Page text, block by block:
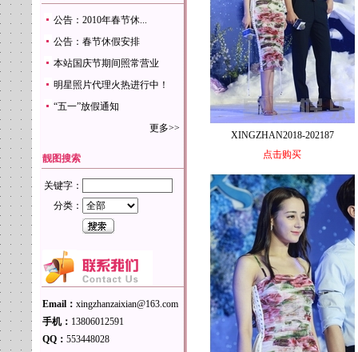
公告：2010年春节休...
公告：春节休假安排
本站国庆节期间照常营业
明星照片代理火热进行中！
“五一”放假通知
更多>>
靓图搜索
关键字：
分类：
Email： xingzhanzaixian@163.com
手机： 13806012591
QQ： 553448028
XINGZHAN2018-202187
点击购买